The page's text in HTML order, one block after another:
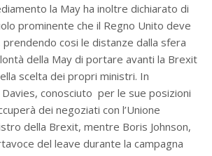
la May ha inoltre dichiarato di
prominente che il Regno Unito deve
cosi le distanze dalla sfera
della May di portare avanti la Brexit
scelta dei propri ministri. In
conosciuto per le sue posizioni
dei negoziati con l’Unione
della Brexit, mentre Boris Johnson,
del leave durante la campagna